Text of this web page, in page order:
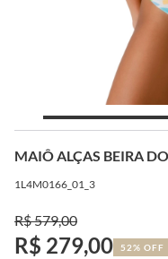
MAIÔ ALÇAS BEIRA
1L4M0166_01_3
R$ 579,00
R$ 279,00 52% OFF